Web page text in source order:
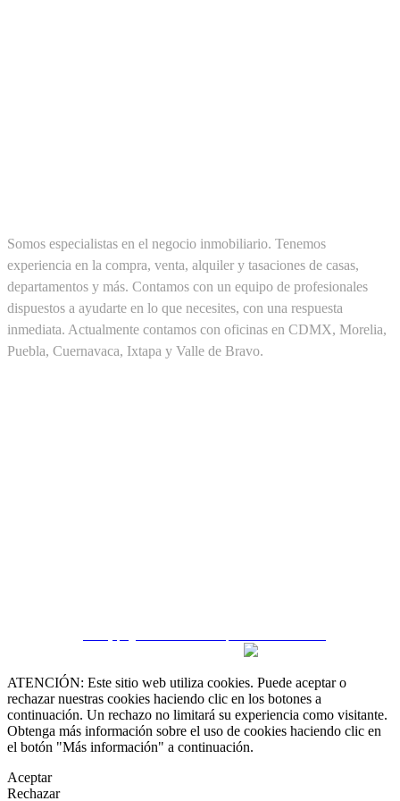
Somos especialistas en el negocio inmobiliario. Tenemos
experiencia en la compra, venta, alquiler y tasaciones de casas,
departamentos y más. Contamos con un equipo de profesionales
dispuestos a ayudarte en lo que necesites, con una respuesta
inmediata. Actualmente contamos con oficinas en CDMX, Morelia,
Puebla, Cuernavaca, Ixtapa y Valle de Bravo.
ATENCIÓN: Este sitio web utiliza cookies. Puede aceptar o
rechazar nuestras cookies haciendo clic en los botones a
continuación. Un rechazo no limitará su experiencia como visitante.
Obtenga más información sobre el uso de cookies haciendo clic en
el botón "Más información" a continuación.
Aceptar
Rechazar